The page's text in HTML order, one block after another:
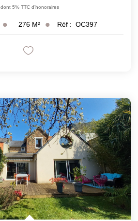
dont 5% TTC d'honoraires
276 M² Réf : OC397